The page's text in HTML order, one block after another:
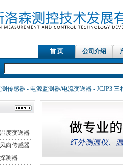
首 页 公司介绍
测传感器- 电源监测器/电流变送器- JCJP3 三
度变送器
向传感器
测器